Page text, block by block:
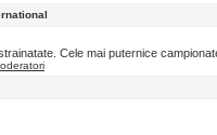
Cele mai puternice